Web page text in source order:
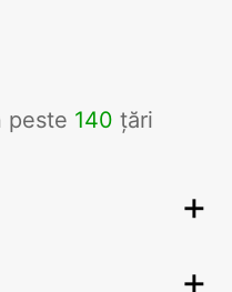
peste 140 țări